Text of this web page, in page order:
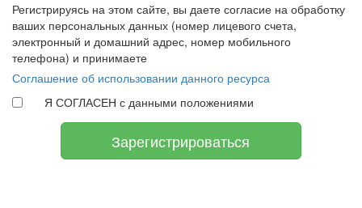
Регистрируясь на этом сайте, вы даете согласие на обработку
ваших персональных данных (номер лицевого счета,
электронный и домашний адрес, номер мобильного
телефона) и принимаете
Соглашение об использовании данного ресурса
Я СОГЛАСЕН с данными положениями
Зарегистрироваться